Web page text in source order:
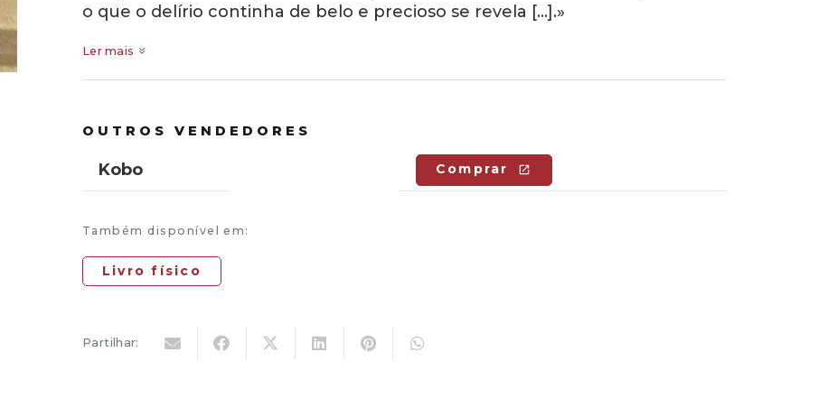
o que o delírio continha de belo e precioso se revela […].»
Ler mais
OUTROS VENDEDORES
Kobo Comprar
Também disponível em:
Livro físico
Partilhar: